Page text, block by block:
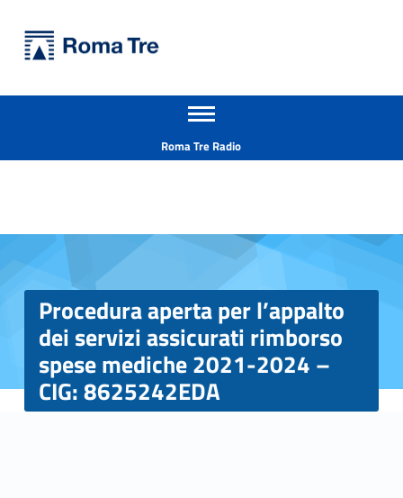
Procedura aperta per l’appalto dei servizi assicurati rimborso spese mediche 2021-2024 - CIG: 8625242EDA - Università Roma Tre Apri il menu secondario
Roma Tre Radio
Procedura aperta per l’appalto
dei servizi assicurati rimborso
spese mediche 2021-2024 –
CIG: 8625242EDA